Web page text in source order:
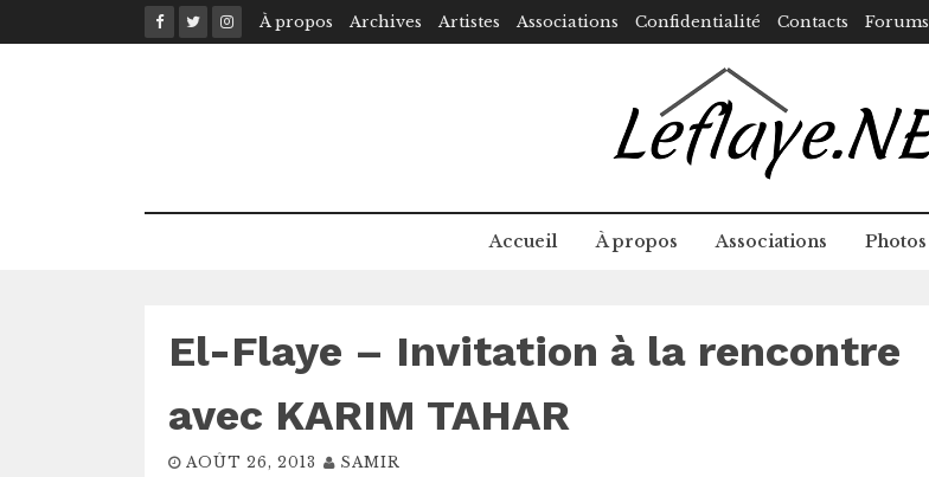
to
À propos Archives Artistes Associations Confidentialité Contacts Forums
Accueil À propos Associations Photos
El-Flaye – Invitation à la rencontre
avec KARIM TAHAR
AOÛT 26, 2013 SAMIR